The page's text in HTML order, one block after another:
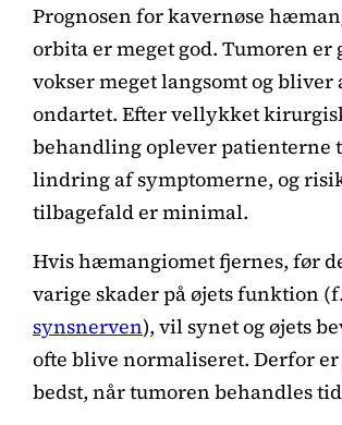
Prognosen for kavernøse
orbita er meget god. Tumoren er
vokser meget langsomt og bliver
ondartet. Efter vellykket
behandling oplever patienterne
lindring af symptomerne, og
tilbagefald er minimal.
Hvis hæmangiomet fjernes, før
varige skader på øjets funktion
synsnerven), vil synet og øjets
ofte blive normaliseret. Derfor
bedst, når tumoren behandles